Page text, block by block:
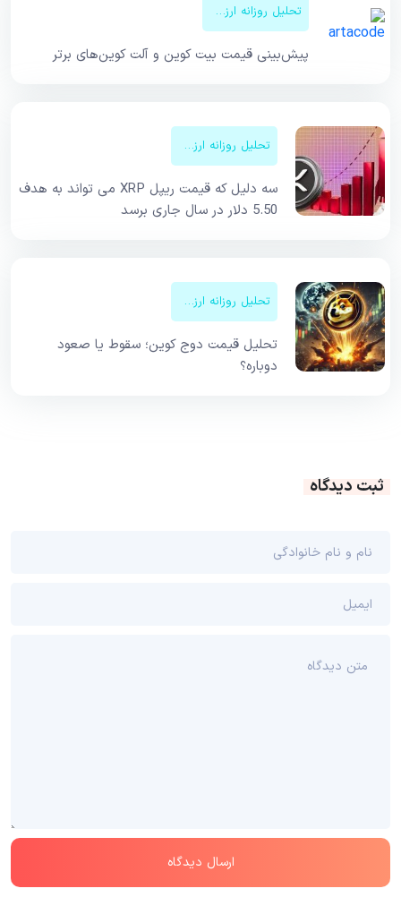
تحلیل روزانه ارزهای دیجیتال
پیش‌بینی قیمت‌ بیت کوین و آلت کوین‌های برتر
تحلیل روزانه ارزهای دیجیتال
سه دلیل که قیمت ریپل XRP می تواند به هدف
5.50 دلار در سال جاری برسد
تحلیل روزانه ارزهای دیجیتال
تحلیل قیمت دوج کوین؛ سقوط یا صعود
دوباره؟
ثبت دیدگاه